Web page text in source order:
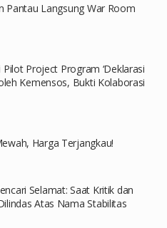
Pantau Langsung War Room
Project Program ‘Deklarasi
Kemensos, Bukti Kolaborasi
Harga Terjangkau!
Selamat: Saat Kritik dan
Atas Nama Stabilitas